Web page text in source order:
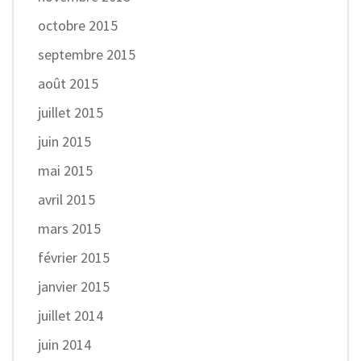
octobre 2015
septembre 2015
août 2015
juillet 2015
juin 2015
mai 2015
avril 2015
mars 2015
février 2015
janvier 2015
juillet 2014
juin 2014